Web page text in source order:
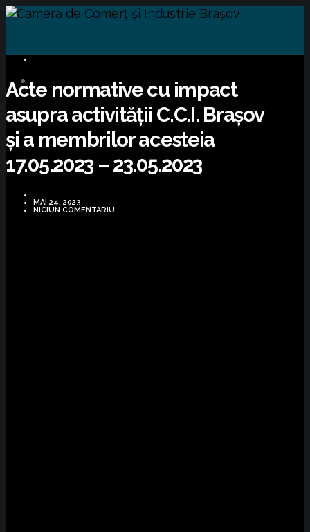
Acte normative cu impact
asupra activității C.C.I. Brașov
și a membrilor acesteia
17.05.2023 – 23.05.2023
MAI 24, 2023
NICIUN COMENTARIU